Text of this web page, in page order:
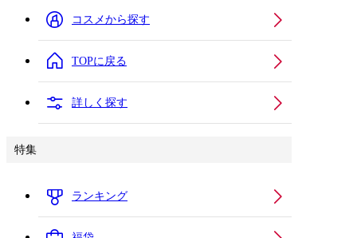
コスメから探す
TOPに戻る
詳しく探す
特集
ランキング